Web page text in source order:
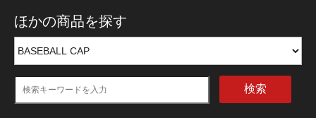
ほかの商品を探す
検索